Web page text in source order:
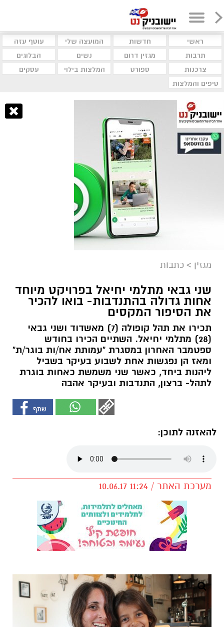
ראשי חדשות המועצה שלי
עוטף עזה
תרבות
מגזין דרום נשים
הבלוגים
צרכנות
ספורט המלצות בילוי
עסקים
טיפים והמלצות
מגזין > כתבות
שני גבאי מתלמי יחיאל בפרויקט מיוחד
אחות גדולה בהתנדבות- בואו להכיר
את הסיפור המקסים
תכירו את תהל קופולה (7) מאשדוד ושני גבאי
(28) מתלמי יחיאל. השתיים הכירו בחודש
ספטמבר האחרון במסגרת "עמותת אח/ות בוגר/ת"
ומאז הן נפגשות אחת לשבוע בעיקר בשביל
ליהנות ביחד, כאשר שני משמשת כאחות בוגרת
לתהל- ברצון, התנדבות ובעיקר אהבה
להאזנה לתוכן:
מערכת האתר / 11:24 10.06.17